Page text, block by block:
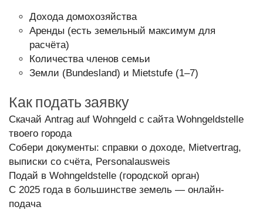
Дохода домохозяйства
Аренды (есть земельный максимум для
расчёта)
Количества членов семьи
Земли (Bundesland) и Mietstufe (1–7)
Как подать заявку
Скачай Antrag auf Wohngeld с сайта Wohngeldstelle
твоего города
Собери документы: справки о доходе, Mietvertrag,
выписки со счёта, Personalausweis
Подай в Wohngeldstelle (городской орган)
С 2025 года в большинстве земель — онлайн-
подача